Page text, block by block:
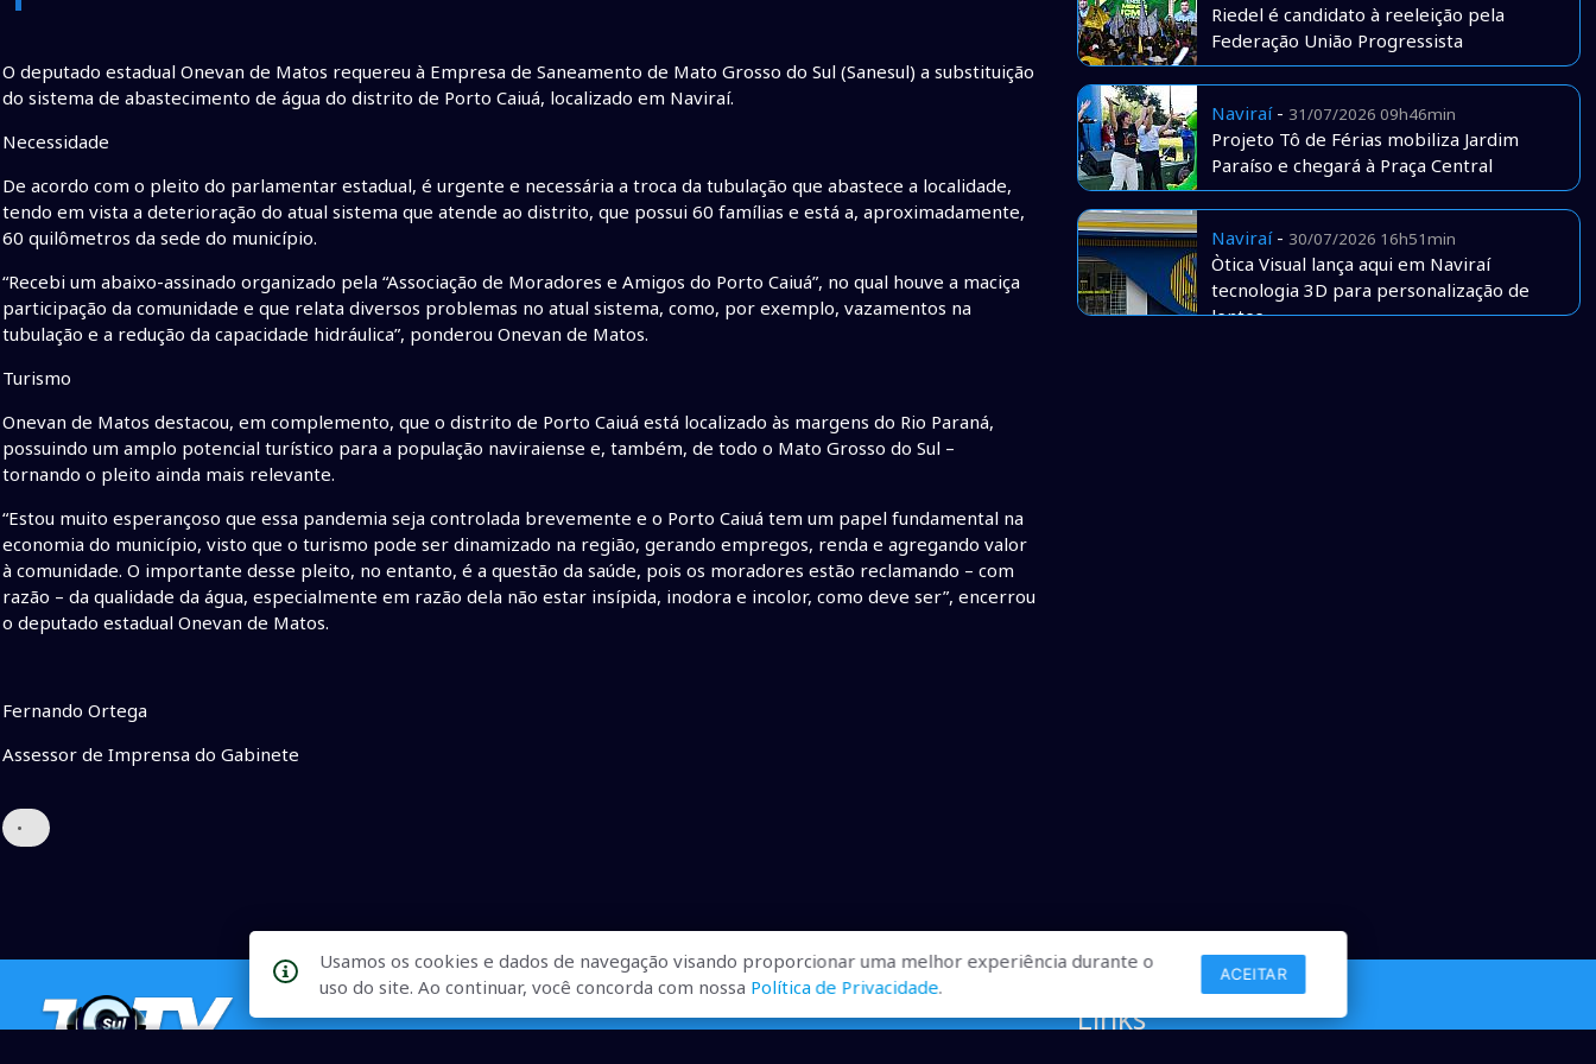
O deputado estadual Onevan de Matos requereu à Empresa de Saneamento de Mato Grosso do Sul (Sanesul) a substituição
do sistema de abastecimento de água do distrito de Porto Caiuá, localizado em Naviraí.
Necessidade
De acordo com o pleito do parlamentar estadual, é urgente e necessária a troca da tubulação que abastece a localidade,
tendo em vista a deterioração do atual sistema que atende ao distrito, que possui 60 famílias e está a, aproximadamente,
60 quilômetros da sede do município.
“Recebi um abaixo-assinado organizado pela “Associação de Moradores e Amigos do Porto Caiuá”, no qual houve a maciça
participação da comunidade e que relata diversos problemas no atual sistema, como, por exemplo, vazamentos na
tubulação e a redução da capacidade hidráulica”, ponderou Onevan de Matos.
Turismo
Onevan de Matos destacou, em complemento, que o distrito de Porto Caiuá está localizado às margens do Rio Paraná,
possuindo um amplo potencial turístico para a população naviraiense e, também, de todo o Mato Grosso do Sul –
tornando o pleito ainda mais relevante.
“Estou muito esperançoso que essa pandemia seja controlada brevemente e o Porto Caiuá tem um papel fundamental na
economia do município, visto que o turismo pode ser dinamizado na região, gerando empregos, renda e agregando valor
à comunidade. O importante desse pleito, no entanto, é a questão da saúde, pois os moradores estão reclamando – com
razão – da qualidade da água, especialmente em razão dela não estar insípida, inodora e incolor, como deve ser”, encerrou
o deputado estadual Onevan de Matos.
Fernando Ortega
Assessor de Imprensa do Gabinete
•
Riedel é candidato à reeleição pela
Federação União Progressista
Naviraí- 31/07/2026 09h46min
Projeto Tô de Férias mobiliza Jardim
Paraíso e chegará à Praça Central
Naviraí- 30/07/2026 16h51min
Òtica Visual lança aqui em Naviraí
tecnologia 3D para personalização de
lentes
Links
Usamos os cookies e dados de navegação visando proporcionar uma melhor experiência durante o
uso do site. Ao continuar, você concorda com nossa Política de Privacidade.
ACEITAR